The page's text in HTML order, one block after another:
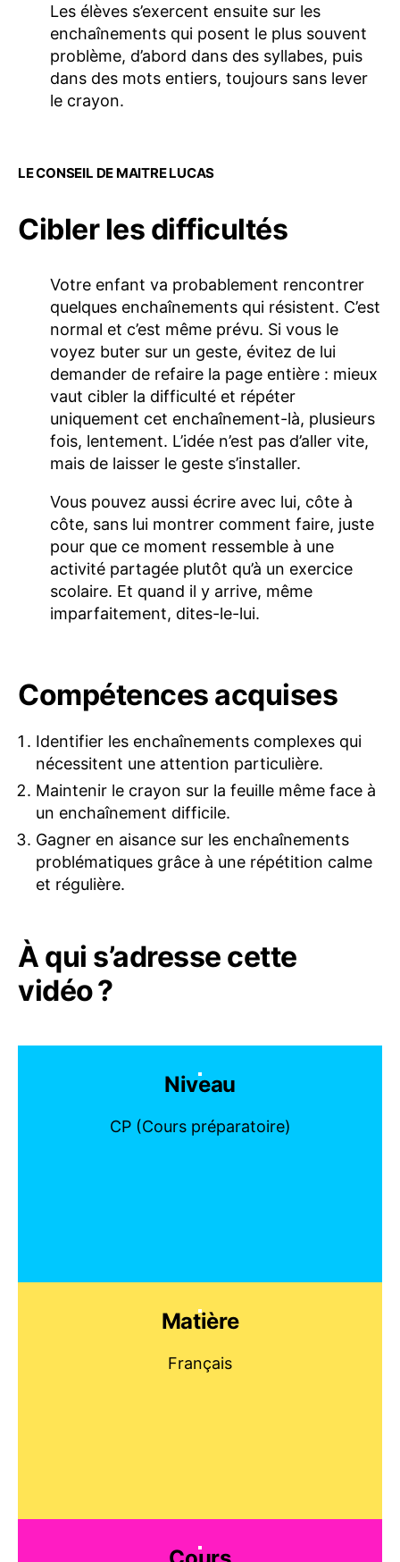
Les élèves s’exercent ensuite sur les
enchaînements qui posent le plus souvent
problème, d’abord dans des syllabes, puis
dans des mots entiers, toujours sans lever
le crayon.
LE CONSEIL DE MAITRE LUCAS
Cibler les difficultés
Votre enfant va probablement rencontrer
quelques enchaînements qui résistent. C’est
normal et c’est même prévu. Si vous le
voyez buter sur un geste, évitez de lui
demander de refaire la page entière : mieux
vaut cibler la difficulté et répéter
uniquement cet enchaînement-là, plusieurs
fois, lentement. L’idée n’est pas d’aller vite,
mais de laisser le geste s’installer.
Vous pouvez aussi écrire avec lui, côte à
côte, sans lui montrer comment faire, juste
pour que ce moment ressemble à une
activité partagée plutôt qu’à un exercice
scolaire. Et quand il y arrive, même
imparfaitement, dites-le-lui.
Compétences acquises
Identifier les enchaînements complexes qui
nécessitent une attention particulière.
Maintenir le crayon sur la feuille même face à
un enchaînement difficile.
Gagner en aisance sur les enchaînements
problématiques grâce à une répétition calme
et régulière.
À qui s’adresse cette
vidéo ?
Niveau
CP (Cours préparatoire)
Matière
Français